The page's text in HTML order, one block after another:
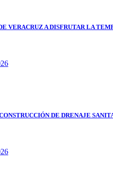
VERACRUZ A DISFRUTAR LA
DE DRENAJE